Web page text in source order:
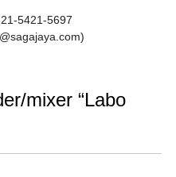
5421-5697
mixer “Labo